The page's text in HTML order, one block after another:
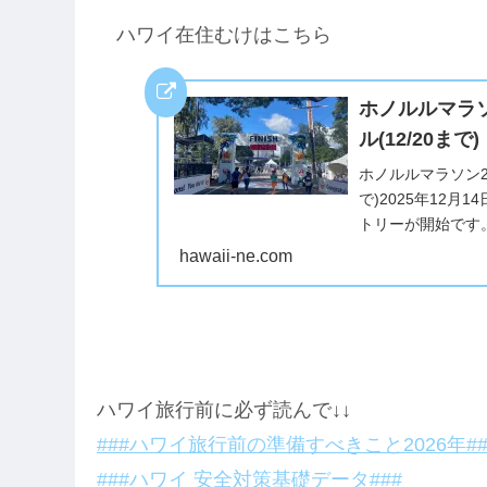
ハワイ在住むけはこちら
ホノルルマラ
ル(12/20まで)
ホノルルマラソ
で)2025年12月14
トリーが開始で
hawaii-ne.com
ハワイ旅行前に必ず読んで↓↓
###ハワイ旅行前の準備すべきこと2026年
###ハワイ 安全対策基礎データ###